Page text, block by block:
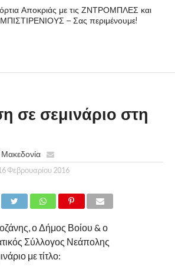
Αποκριάς με τις ΖΝΤΡΟΜΠΛΕΣ και
– Σας περιμένουμε!
σε σεμινάριο στη
Μακεδονία
Φεβρουαρίου 2016
ο Δήμος Βοίου & ο
Σύλλογος Νεάπολης
με τίτλο: